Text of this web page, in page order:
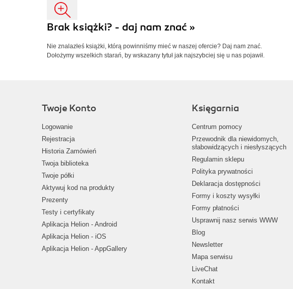
Brak książki? - daj nam znać »
Nie znalazłeś książki, którą powinniśmy mieć w naszej ofercie? Daj nam znać.
Dołożymy wszelkich starań, by wskazany tytuł jak najszybciej się u nas pojawił.
Twoje Konto
Logowanie
Rejestracja
Historia Zamówień
Twoja biblioteka
Twoje półki
Aktywuj kod na produkty
Prezenty
Testy i certyfikaty
Aplikacja Helion - Android
Aplikacja Helion - iOS
Aplikacja Helion - AppGallery
Księgarnia
Centrum pomocy
Przewodnik dla niewidomych,
słabowidzących i niesłyszących
Regulamin sklepu
Polityka prywatności
Deklaracja dostępności
Formy i koszty wysyłki
Formy płatności
Usprawnij nasz serwis WWW
Blog
Newsletter
Mapa serwisu
LiveChat
Kontakt